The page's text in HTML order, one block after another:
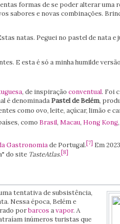
formas de se poder alterar uma
sabores e novas combinações.
stas natas. Peguei no pastel de nata e
E esta é só a minha humilde
, de inspiração conventual. Foi
é denominadaPastel de Belém,
como ovo, leite, açúcar, limão e
como Brasil, Macau, Hong Kong,
Gastronomiade Portugal.[7] Em
do site TasteAtlas.[8]
tentativa de subsistência,
Nessa época, Belém e
porbarcos avapor. A
inúmeros turistas que